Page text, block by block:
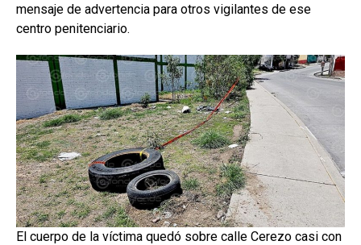
mensaje de advertencia para otros vigilantes de ese
centro penitenciario.
El cuerpo de la víctima quedó sobre calle Cerezo casi con